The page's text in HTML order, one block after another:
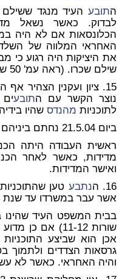
התובעהעיד מנגד
לבדוק. כאשר נשאל
הכלונסאות אם לא היה
האחראי המלווה של
את היציקות היה רגוע כי
שילם שכרו. (ראה עמ' 50 שורות 8-10).
15. ציון ועקנין הצהיר אף הוא שמאחר והכירו את ה
נוצר הקשר עם התובע
לתוכניות מהנדסשהיו
ביום 21.5.04 נחתם ביניהם הסכם לבנית השלד.
ראשית העבודה היתה
מדידות, כאשר לאחר
ואישר המדידות.
16. ה
נתבע טען
אשר עבר במשרדו עד שנת 1996 (ראה סעיף 10 לתצהירו).
בבית המשפט העיד
שורות 11-12) אם
אכן הוא שביצע
גרסאות הצדדים ולתמוך
והיה האחראי. כאשר לא